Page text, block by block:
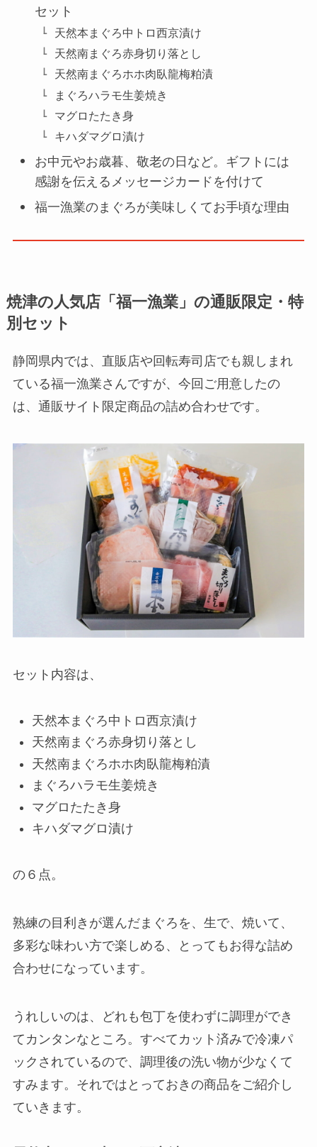
セット
天然本まぐろ中トロ西京漬け
天然南まぐろ赤身切り落とし
天然南まぐろホホ肉臥龍梅粕漬
まぐろハラモ生姜焼き
マグロたたき身
キハダマグロ漬け
お中元やお歳暮、敬老の日など。ギフトには
感謝を伝えるメッセージカードを付けて
福一漁業のまぐろが美味しくてお手頃な理由
焼津の人気店「福一漁業」の通販限定・特
別セット
静岡県内では、直販店や回転寿司店でも親しまれ
ている福一漁業さんですが、今回ご用意したの
は、通販サイト限定商品の詰め合わせです。
セット内容は、
天然本まぐろ中トロ西京漬け
天然南まぐろ赤身切り落とし
天然南まぐろホホ肉臥龍梅粕漬
まぐろハラモ生姜焼き
マグロたたき身
キハダマグロ漬け
の６点。
熟練の目利きが選んだまぐろを、生で、焼いて、
多彩な味わい方で楽しめる、とってもお得な詰め
合わせになっています。
うれしいのは、どれも包丁を使わずに調理ができ
てカンタンなところ。すべてカット済みで冷凍パ
ックされているので、調理後の洗い物が少なくて
すみます。それではとっておきの商品をご紹介し
ていきます。